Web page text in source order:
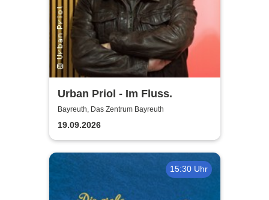
Urban Priol - Im Fluss.
Bayreuth, Das Zentrum Bayreuth
19.09.2026
15:30 Uhr